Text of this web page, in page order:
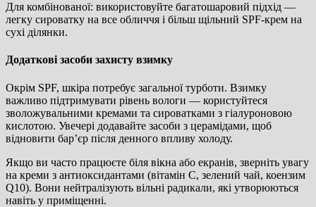
Для комбінованої: використовуйте багатошаровий підхід —
легку сироватку на все обличчя і більш щільний SPF-крем на
сухі ділянки.
Додаткові засоби захисту взимку
Окрім SPF, шкіра потребує загальної турботи. Взимку
важливо підтримувати рівень вологи — користуйтеся
зволожувальними кремами та сироватками з гіалуроновою
кислотою. Увечері додавайте засоби з церамідами, щоб
відновити бар’єр після денного впливу холоду.
Якщо ви часто працюєте біля вікна або екранів, зверніть увагу
на креми з антиоксидантами (вітамін С, зелений чай, коензим
Q10). Вони нейтралізують вільні радикали, які утворюються
навіть у приміщенні.